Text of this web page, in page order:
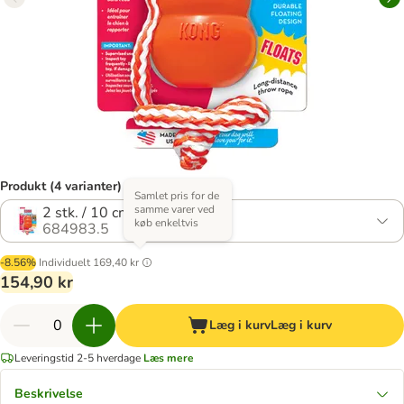
Produkt (4 varianter)
2 stk. / 10 cm - Large
684983.5
-8.56% Individuelt 169,40 kr
Samlet pris for de
samme varer ved
køb enkeltvis
154,90 kr
Læg i kurvLæg i kurv
Leveringstid 2-5 hverdage Læs mere
Beskrivelse